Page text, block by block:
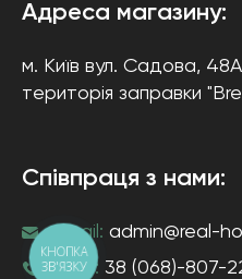
Адреса магазину:
м. Київ вул. Садова,
територія заправки
Співпраця з нами:
e-mail: admin@real-
тел-н: 38 (068)-807-
КНОПКА
ЗВ'ЯЗКУ